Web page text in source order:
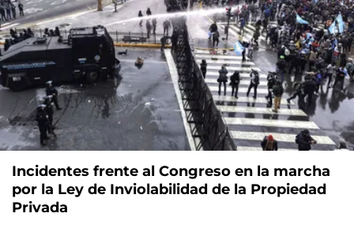
Incidentes frente al Congreso en la marcha
por la Ley de Inviolabilidad de la Propiedad
Privada